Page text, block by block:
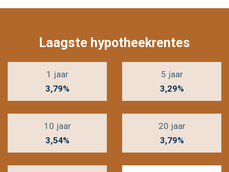
Laagste hypotheekrentes
1 jaar
3,79%
5 jaar
3,29%
10 jaar
3,54%
20 jaar
3,79%